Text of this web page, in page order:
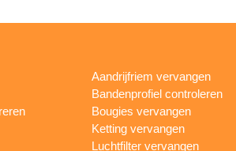
Aandrijfriem vervangen
Bandenprofiel controleren
Bougies vervangen
Ketting vervangen
Luchtfilter vervangen